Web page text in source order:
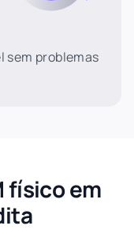
sem problemas
físico em